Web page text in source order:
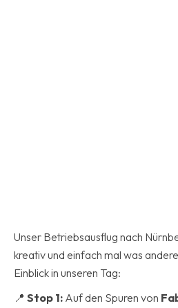
Unser Betriebsausflug nach
kreativ und einfach mal was
Einblick in unseren Tag:
📍 Stop 1: Auf den Spuren von